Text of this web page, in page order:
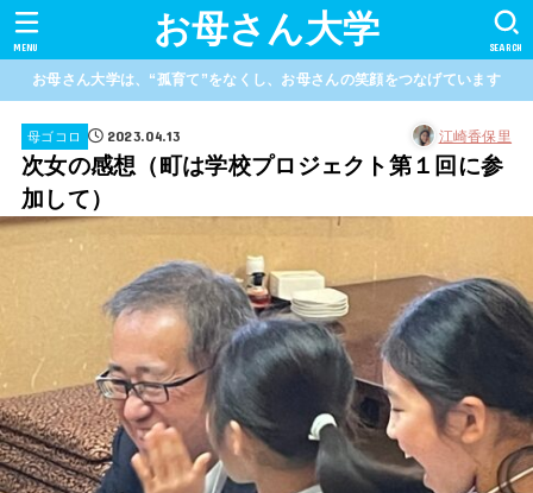
お母さん大学 SEARCH
MENU
お母さん大学は、“孤育て”をなくし、お母さんの笑顔をつなげています
母ゴコロ 2023.04.13 江崎香保里
次女の感想（町は学校プロジェクト第１回に参
加して）